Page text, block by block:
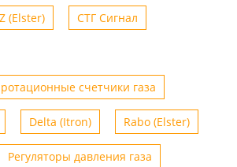
(Elster) СТГ Сигнал
счетчики газа
Delta (Itron) Rabo (Elster)
Регуляторы давления газа